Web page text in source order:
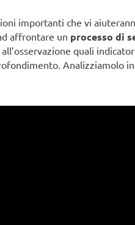
importanti che vi
affrontare un processo di
quali
Analizziamolo